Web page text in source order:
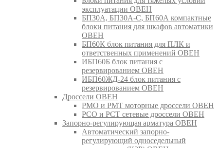
эксплуатации ОВЕН
БП30А, БП30А-С, БП60А компактные
блоки питания для шкафов автоматики
ОВЕН
БП60К блок питания для ПЛК и
ответственных применений ОВЕН
ИБП60Б блок питания с
резервированием ОВЕН
ИБП60ЖД-24 блок питания с
резервированием ОВЕН
Дроссели ОВЕН
РМО и РМТ моторные дроссели ОВЕН
РСО и РСТ сетевые дроссели ОВЕН
Запорно-регулирующая арматура ОВЕН
Автоматический запорно-
регулирующий односедельный